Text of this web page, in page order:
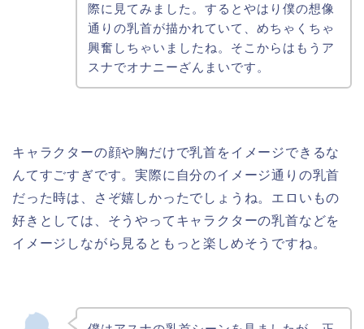
際に見てみました。するとやはり僕の想像
通りの乳首が描かれていて、めちゃくちゃ
興奮しちゃいましたね。そこからはもうア
スナでオナニーざんまいです。
キャラクターの顔や胸だけで乳首をイメージできるな
んてすごすぎです。実際に自分のイメージ通りの乳首
だった時は、さぞ嬉しかったでしょうね。エロいもの
好きとしては、そうやってキャラクターの乳首などを
イメージしながら見るともっと楽しめそうですね。